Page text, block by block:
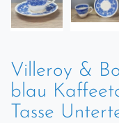
Villeroy &
blau
Tasse